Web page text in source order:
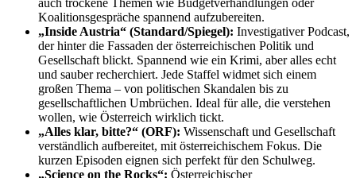
Koalitionsgespräche spannend aufzubereiten.
„Inside Austria“ (Standard/Spiegel): Investigativer Podcast,
der hinter die Fassaden der österreichischen Politik und
Gesellschaft blickt. Spannend wie ein Krimi, aber alles echt
und sauber recherchiert. Jede Staffel widmet sich einem
großen Thema – von politischen Skandalen bis zu
gesellschaftlichen Umbrüchen. Ideal für alle, die verstehen
wollen, wie Österreich wirklich tickt.
„Alles klar, bitte?“ (ORF): Wissenschaft und Gesellschaft
verständlich aufbereitet, mit österreichischem Fokus. Die
kurzen Episoden eignen sich perfekt für den Schulweg.
„Science on the Rocks“: Österreichischer